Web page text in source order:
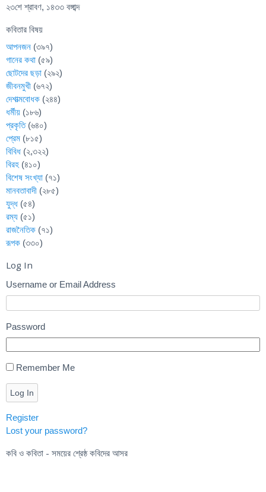
২৩শে শ্রাবণ, ১৪৩৩ বঙ্গাব্দ
কবিতার বিষয়
আপনজন (৩৯৭)
গানের কথা (৫৯)
ছোটদের ছড়া (২৯২)
জীবনমুখী (৬৭২)
দেশাত্মবোধক (২৪৪)
ধর্মীয় (১৮৬)
প্রকৃতি(৬৪০)
প্রেম (৮১৫)
বিবিধ (২,৩২২)
বিরহ (৪১০)
বিশেষ সংখ্যা (৭১)
মানবতাবাদী (২৮৫)
যুদ্ধ (৫৪)
রম্য (৫১)
রাজনৈতিক (৭১)
রূপক (৩৩০)
Log In
Username or Email Address
Password
Remember Me
Log In
Register
Lost your password?
কবি ও কবিতা - সময়ের শ্রেষ্ঠ কবিদের আসর